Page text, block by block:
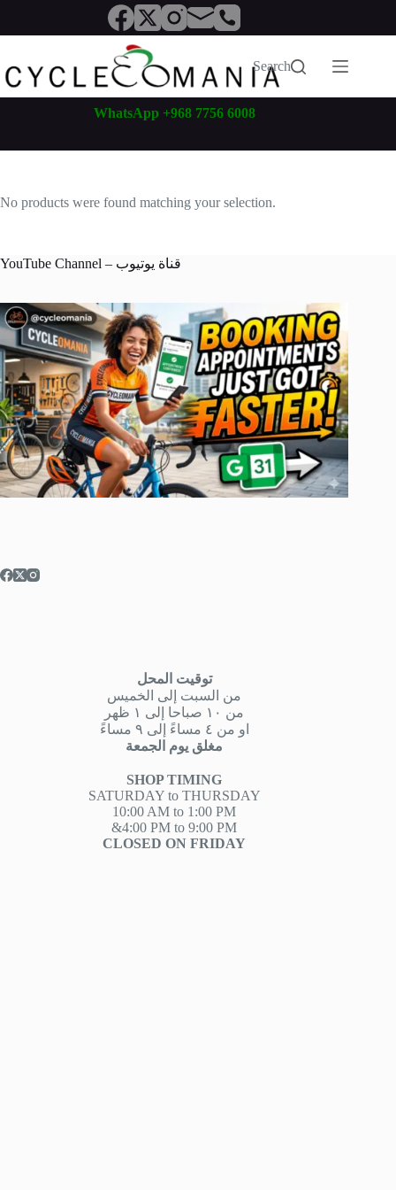
content
Search
WhatsApp +968 7756 6008
No products were found matching your selection.
YouTube Channel – قناة يوتيوب
توقيت المحل
من السبت إلى الخميس
من ١٠ صباحا إلى ١ ظهر
او من ٤ مساءً إلى ٩ مساءً
مغلق يوم الجمعة
SHOP TIMING
SATURDAY to THURSDAY
10:00 AM to 1:00 PM
&4:00 PM to 9:00 PM
CLOSED ON FRIDAY